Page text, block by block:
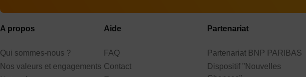
A propos
Qui sommes-nous ?
Nos valeurs et engagements
Aide
FAQ
Contact
Partenariat
Partenariat BNP PARIBAS
Dispositif "Nouvelles